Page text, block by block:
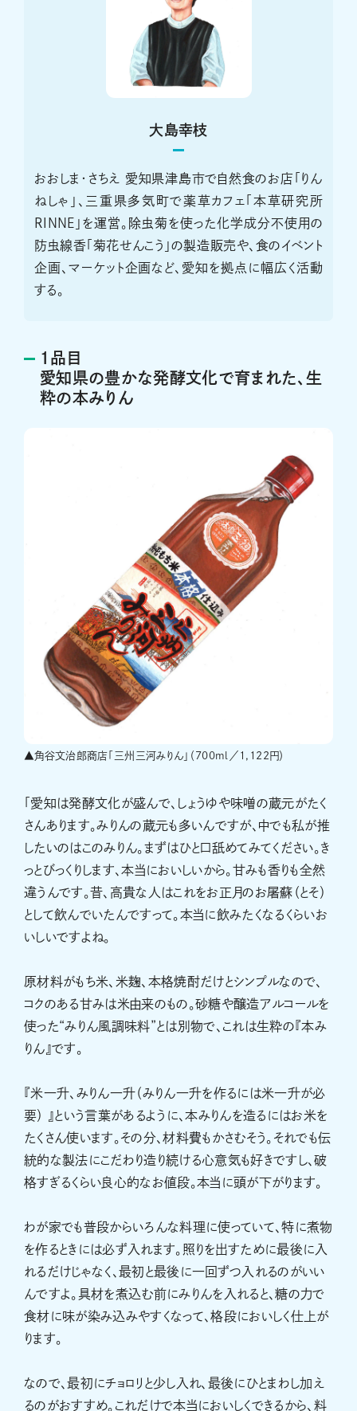
大島幸枝
おおしま・さちえ 愛知県津島市で自然食のお店「りん
ねしゃ」、三重県多気町で薬草カフェ「本草研究所
RINNE」を運営。除虫菊を使った化学成分不使用の
防虫線香「菊花せんこう」の製造販売や、食のイベント
企画、マーケット企画など、愛知を拠点に幅広く活動
する。
１品目
愛知県の豊かな発酵文化で育まれた、生
粋の本みりん
▲角谷文治郎商店「三州三河みりん」（700ml／1,122円）
「愛知は発酵文化が盛んで、しょうゆや味噌の蔵元がたく
さんあります。みりんの蔵元も多いんですが、中でも私が推
したいのはこのみりん。まずはひと口舐めてみてください。き
っとびっくりします、本当においしいから。甘みも香りも全然
違うんです。昔、高貴な人はこれをお正月のお屠蘇（とそ）
として飲んでいたんですって。本当に飲みたくなるくらいお
いしいですよね。
原材料がもち米、米麹、本格焼酎だけとシンプルなので、
コクのある甘みは米由来のもの。砂糖や醸造アルコールを
使った“みりん風調味料”とは別物で、これは生粋の『本み
りん』です。
『米一升、みりん一升（みりん一升を作るには米一升が必
要） 』という言葉があるように、本みりんを造るにはお米を
たくさん使います。その分、材料費もかさむそう。それでも伝
統的な製法にこだわり造り続ける心意気も好きですし、破
格すぎるくらい良心的なお値段。本当に頭が下がります。
わが家でも普段からいろんな料理に使っていて、特に煮物
を作るときには必ず入れます。照りを出すために最後に入
れるだけじゃなく、最初と最後に一回ずつ入れるのがいい
んですよ。具材を煮込む前にみりんを入れると、糖の力で
食材に味が染み込みやすくなって、格段においしく仕上が
ります。
なので、最初にチョロリと少し入れ、最後にひとまわし加え
るのがおすすめ。これだけで本当においしくできるから、料